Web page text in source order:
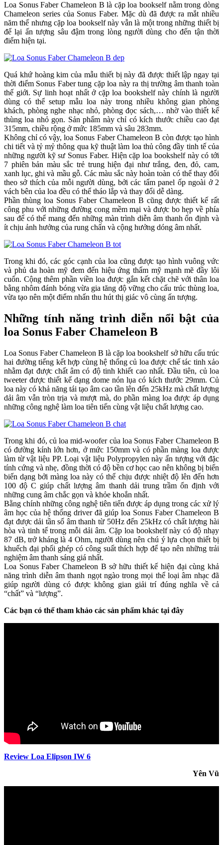
Loa Sonus Faber Chameleon B là cặp loa bookself nằm trong dòng
Chameleon series của Sonus Faber. Mặc dù đã được ra mắt nhiều
năm thế nhưng cặp loa bookself này vẫn là một trong những thiết bị
để lại ấn tượng sâu đậm trong lòng người dùng cho đến tận thời
điểm hiện tại.
Quá khứ hoàng kim của mẫu thiết bị này đã được thiết lập ngay tại
thời điểm Sonus Faber tung cặp loa này ra thị trường âm thanh toàn
thế giới. Sự linh hoạt nhất ở cặp loa bookshelf này chính là người
dùng có thể setup mẫu loa này trong nhiều không gian phòng
khách, phòng nghe nhạc nhỏ, phòng đọc sách,… nhờ vào thiết kế
thùng loa nhỏ gọn. Sản phẩm này chỉ có kích thước chiều cao đạt
315mm, chiều rộng ở mức 185mm và sâu 283mm.
Không chỉ có vậy, loa Sonus Faber Chameleon B còn được tạo hình
chi tiết và tỷ mỷ thông qua kỹ thuật làm loa thủ công đầy tinh tế của
những người kỹ sư Sonus Faber. Hiện cặp loa bookshelf này có tới
7 phiên bản màu sắc trẻ trung hiện đại như trắng, đen, đỏ, cam,
xanh lục, ghi và mầu gỗ. Các màu sắc này hoàn toàn có thể thay đổi
theo sở thích của mỗi người dùng, bởi các tấm panel ốp ngoài ở 2
vách bên của loa đều có thể tháo lắp và thay đổi dễ dàng.
Phần thùng loa Sonus Faber Chameleon B cũng được thiết kế rất
công phu với những đường cong mềm mại và được bo hẹp về phía
sau để có thể mang đến những màn trình diễn âm thanh ổn định và
ít chịu ảnh hưởng của rung chấn và cộng hưởng dóng âm nhất.
Trong khi đó, các góc cạnh của loa cũng được tạo hình vuông vức
và phủ da hoàn mỹ đem đến hiệu ứng thẩm mỹ mạnh mẽ đầy lôi
cuốn. Cộng thêm phần viền loa được gắn kết chặt chẽ với thân loa
bằng nhôm đánh bóng vừa gia tăng độ vững cho cấu trúc thùng loa,
vừa tạo nên một điểm nhấn thu hút thị giác vô cùng ấn tượng.
Những tính năng trình diễn nổi bật của
loa Sonus Faber Chameleon B
Loa Sonus Faber Chameleon B là cặp loa bookshelf sở hữu cấu trúc
hai đường tiếng kết hợp cùng hệ thống củ loa được chế tác tinh xảo
nhằm đạt được chất âm có độ tinh khiết cao nhất. Đầu tiên, củ loa
tweeter được thiết kế dạng dome nón lụa có kích thước 29mm. Củ
loa này có khả năng tái tạo âm cao tần lên đến 25kHz mà chất lượng
dải âm vẫn tròn trịa và mượt mà, do phần màng loa được áp dụng
những công nghệ làm loa tiên tiến cùng vật liệu chất lượng cao.
Trong khi đó, củ loa mid-woofer của loa Sonus Faber Chameleon B
có đường kính lớn hơn, ở mức 150mm và có phần màng loa được
làm từ vật liệu PP. Loại vật liệu Polypropylen này ấn tượng với đặc
tính cứng và nhẹ, đồng thời có độ bền cơ học cao nên không bị biến
biến dạng bởi màng loa này có thể chịu được nhiệt độ lên đến hơn
100 độ C giúp chất lượng âm thanh dải trung trầm ổn định với
những cung âm chắc gọn và khỏe khoắn nhất.
Bằng chính những công nghệ tiên tiến được áp dụng trong các xử lý
âm học của hệ thống driver đã giúp loa Sonus Faber Chameleon B
đạt được dải tần số âm thanh từ 50Hz đến 25kHz có chất lượng hài
hòa và tinh tế trong mỗi dải âm. Cặp loa bookshelf này có độ nhạy
87 dB, trở kháng là 4 Ohm, người dùng nên chú ý lựa chọn thiết bị
khuếch đại phối ghép có công suất thích hợp để tạo nên những trải
nghiệm âm thanh sáng giá nhất.
Loa Sonus Faber Chameleon B sở hữu thiết kế hiện đại cùng khả
năng trình diễn âm thanh ngọt ngào trong mọi thể loại âm nhạc đã
giúp người dùng có được không gian giải trí đúng nghĩa về cả
“chất” và “lượng”.
Các bạn có thể tham khảo các sản phẩm khác tại đây
Review Loa Elipson IW 6
Yên Vũ